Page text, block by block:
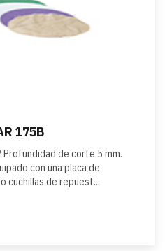
175B
de corte 5 mm.
con una placa de
cuchillas de repuest...